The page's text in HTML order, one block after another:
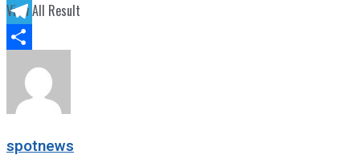
View All Result
Twitter
Telegram
Share
spotnews